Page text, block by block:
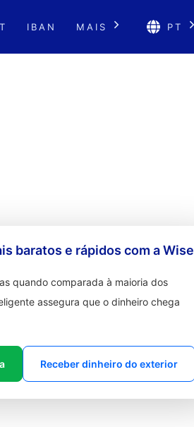
IBAN MAIS PT
baratos e rápidos com a Wise
quando comparada à maioria dos
assegura que o dinheiro chega
Receber dinheiro do exterior